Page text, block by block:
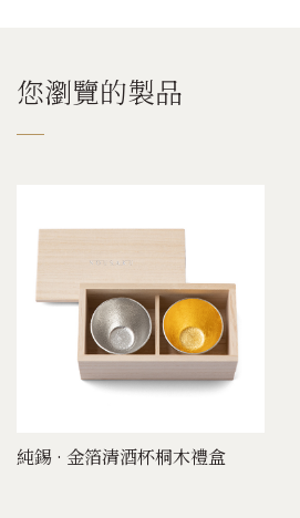
您瀏覽的製品
純錫 · 金箔清酒杯桐木禮盒